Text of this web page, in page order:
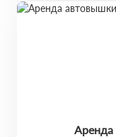
Аренда